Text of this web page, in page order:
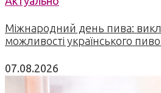
Міжнародний день пива:
можливості українського
07.08.2026